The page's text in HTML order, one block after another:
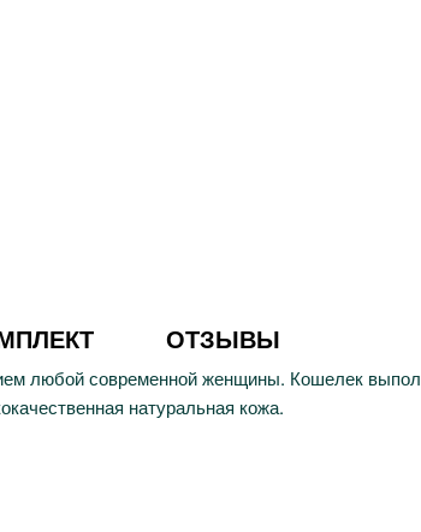
ОТЗЫВЫ
любой современной женщины. Кошелек
натуральная кожа.